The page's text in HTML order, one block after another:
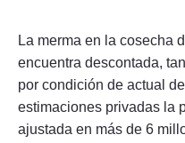
La merma en la cosecha
encuentra descontada,
por condición de actual
estimaciones privadas la
ajustada en más de 6